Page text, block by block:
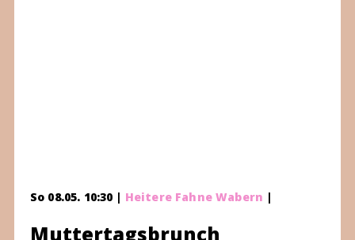
So 08.05. 10:30 | Heitere Fahne Wabern |
Muttertagsbrunch